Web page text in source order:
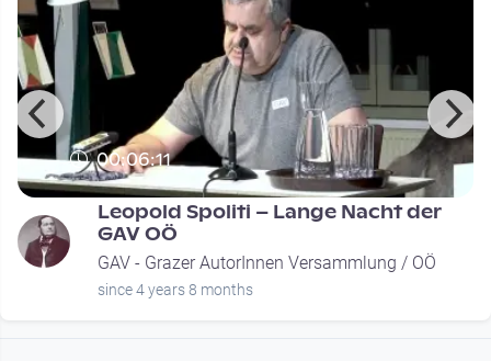
00:06:11
Leopold Spoliti – Lange Nacht der
GAV OÖ
GAV - Grazer AutorInnen Versammlung / OÖ
since 4 years 8 months